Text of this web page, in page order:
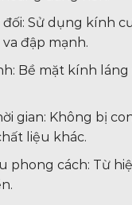
Sử dụng kính
đập mạnh.
Bề mặt kính
gian: Không bị
liệu khác.
phong cách: Từ